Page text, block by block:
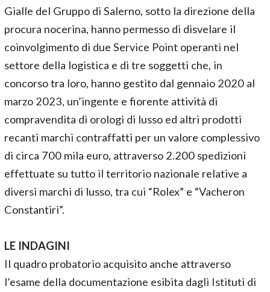
Gialle del Gruppo di Salerno, sotto la direzione della
procura nocerina, hanno permesso di disvelare il
coinvolgimento di due Service Point operanti nel
settore della logistica e di tre soggetti che, in
concorso tra loro, hanno gestito dal gennaio 2020 al
marzo 2023, un’ingente e fiorente attività di
compravendita di orologi di lusso ed altri prodotti
recanti marchi contraffatti per un valore complessivo
di circa 700 mila euro, attraverso 2.200 spedizioni
effettuate su tutto il territorio nazionale relative a
diversi marchi di lusso, tra cui “Rolex” e “Vacheron
Constantiri”.
LE INDAGINI
Il quadro probatorio acquisito anche attraverso
l’esame della documentazione esibita dagli Istituti di